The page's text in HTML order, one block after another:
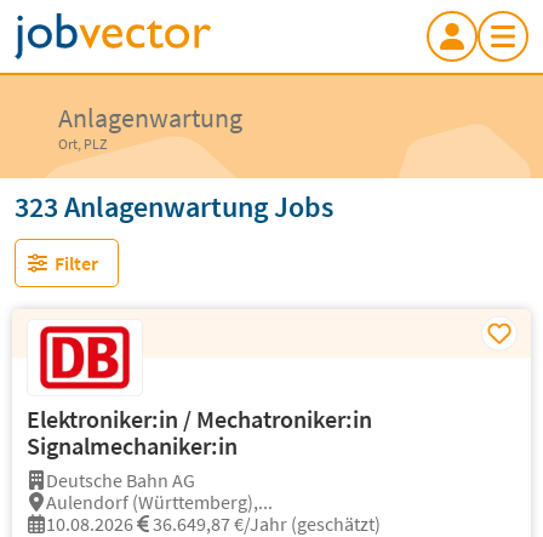
Anlagenwartung
Ort, PLZ
323 Anlagenwartung Jobs
Filter
Elektroniker:in / Mechatroniker:in
Signalmechaniker:in
Deutsche Bahn AG
Aulendorf (Württemberg),...
10.08.2026
36.649,87 €/Jahr (geschätzt)